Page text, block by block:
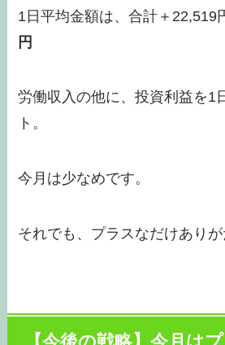
1日平均金額は、合計＋22,519
円
労働収入の他に、投資利益を1
ト。
今月は少なめです。
それでも、プラスなだけありが